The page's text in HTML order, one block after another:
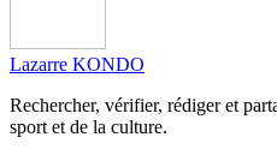
Lazarre KONDO
Rechercher, vérifier, rédiger et
sport et de la culture.